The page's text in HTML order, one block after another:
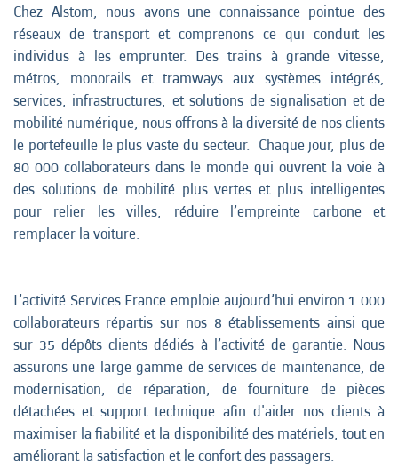
Chez Alstom, nous avons une connaissance pointue des
réseaux de transport et comprenons ce qui conduit les
individus à les emprunter. Des trains à grande vitesse,
métros, monorails et tramways aux systèmes intégrés,
services, infrastructures, et solutions de signalisation et de
mobilité numérique, nous offrons à la diversité de nos clients
le portefeuille le plus vaste du secteur. Chaque jour, plus de
80 000 collaborateurs dans le monde qui ouvrent la voie à
des solutions de mobilité plus vertes et plus intelligentes
pour relier les villes, réduire l’empreinte carbone et
remplacer la voiture.
L’activité Services France emploie aujourd’hui environ 1 000
collaborateurs répartis sur nos 8 établissements ainsi que
sur 35 dépôts clients dédiés à l’activité de garantie. Nous
assurons une large gamme de services de maintenance, de
modernisation, de réparation, de fourniture de pièces
détachées et support technique afin d'aider nos clients à
maximiser la fiabilité et la disponibilité des matériels, tout en
améliorant la satisfaction et le confort des passagers.